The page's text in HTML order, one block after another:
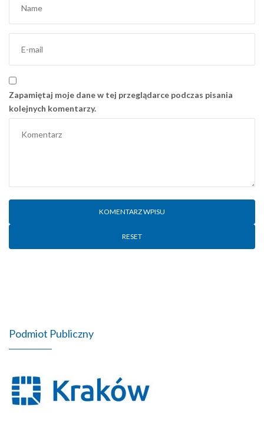
Zapamiętaj moje dane w tej przeglądarce podczas pisania
kolejnych komentarzy.
RESET
Podmiot Publiczny